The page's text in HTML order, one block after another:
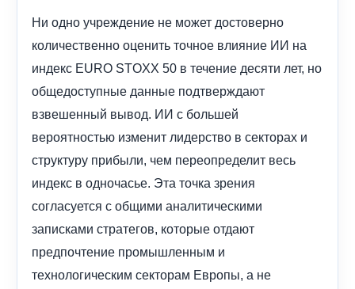
Ни одно учреждение не может достоверно
количественно оценить точное влияние ИИ на
индекс EURO STOXX 50 в течение десяти лет, но
общедоступные данные подтверждают
взвешенный вывод. ИИ с большей
вероятностью изменит лидерство в секторах и
структуру прибыли, чем переопределит весь
индекс в одночасье. Эта точка зрения
согласуется с общими аналитическими
записками стратегов, которые отдают
предпочтение промышленным и
технологическим секторам Европы, а не